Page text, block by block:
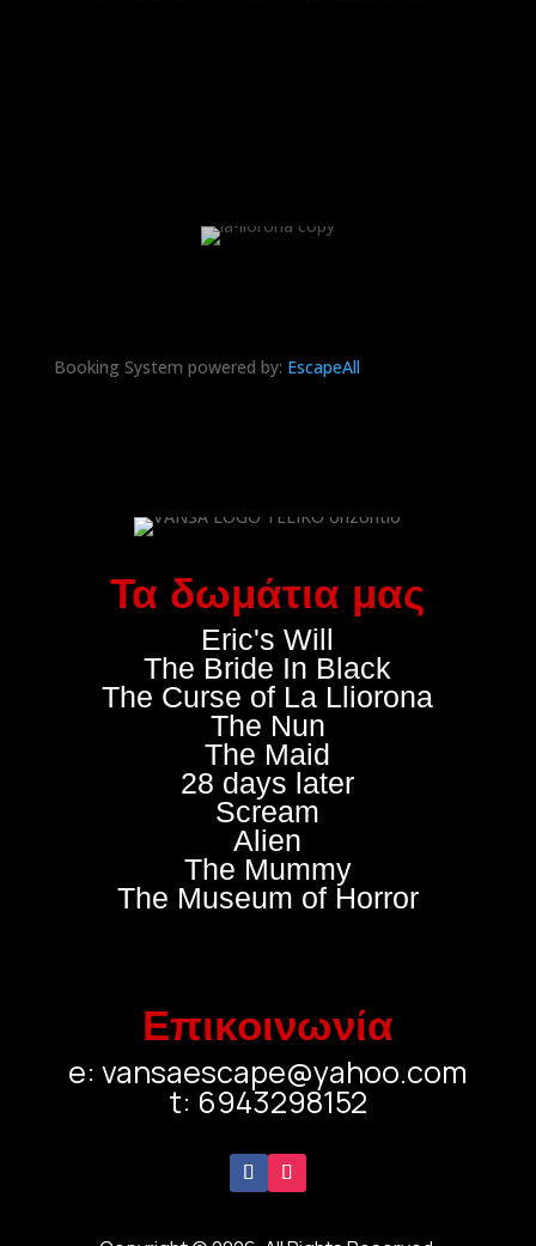
Booking System powered by: EscapeAll
Τα δωμάτια μας
Eric's Will
The Bride In Black
The Curse of La Lliorona
The Nun
The Maid
28 days later
Scream
Alien
The Mummy
The Museum of Horror
Επικοινωνία
e: vansaescape@yahoo.com
t: 6943298152